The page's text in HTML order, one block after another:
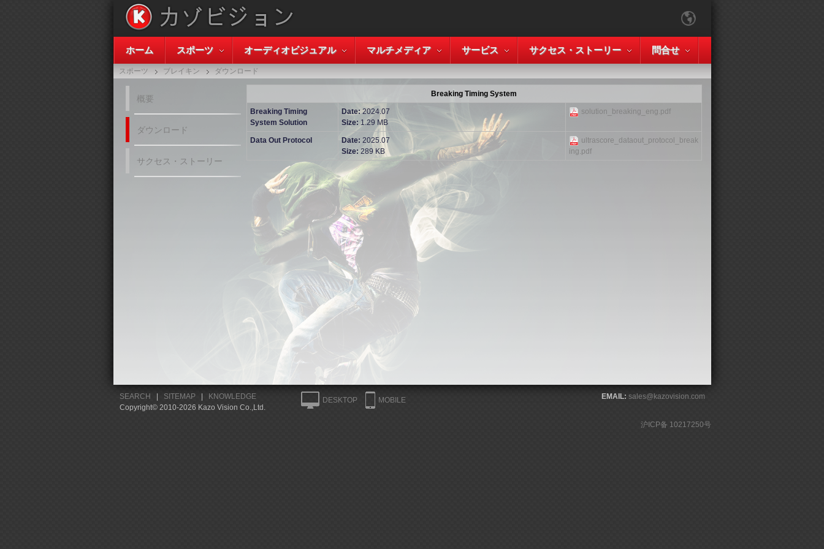
ホーム スポーツ オーディオビジュアル マルチメディア サービス サクセス・ストーリー 問合せ
スポーツ ブレイキン ダウンロード
概要
ダウンロード
サクセス・ストーリー
Breaking Timing System
Breaking Timing
System Solution
Date:2024.07
Size: 1.29 MB
solution_breaking_eng.pdf
Data Out Protocol Date: 2025.07
Size: 289 KB
ultrascore_dataout_protocol_break
ing.pdf
SEARCH SITEMAP|
KNOWLEDGE
Copyright© 2010-2026 Kazo Vision Co.,Ltd.
DESKTOP MOBILE EMAIL: sales@kazovision.com
沪ICP备 10217250号